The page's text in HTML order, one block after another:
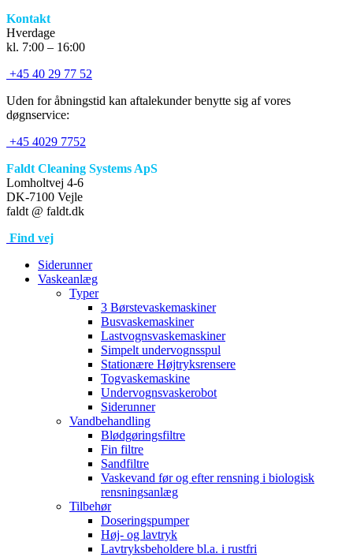
Kontakt
Hverdage
kl. 7:00 – 16:00
+45 40 29 77 52
Uden for åbningstid kan aftalekunder benytte sig af vores
døgnservice:
+45 4029 7752
Faldt Cleaning Systems ApS
Lomholtvej 4-6
DK-7100 Vejle
faldt @ faldt.dk
Find vej
Siderunner
Vaskeanlæg
Typer
3 Børstevaskemaskiner
Busvaskemaskiner
Lastvognsvaskemaskiner
Simpelt undervognsspul
Stationære Højtryksrensere
Togvaskemaskine
Undervognsvaskerobot
Siderunner
Vandbehandling
Blødgøringsfiltre
Fin filtre
Sandfiltre
Vaskevand før og efter rensning i biologisk
rensningsanlæg
Tilbehør
Doseringspumper
Høj- og lavtryk
Lavtryksbeholdere bl.a. i rustfri